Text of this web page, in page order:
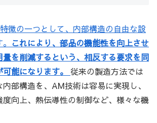
徴の一つとして、内部構造の自由な設
これにより、部品の機能性を向上させ
量を削減するという、相反する要求を同
能になります。
従来の製造方法では
部構造を、AM技術は容易に実現し、
向上、熱伝導性の制御など、様々な機